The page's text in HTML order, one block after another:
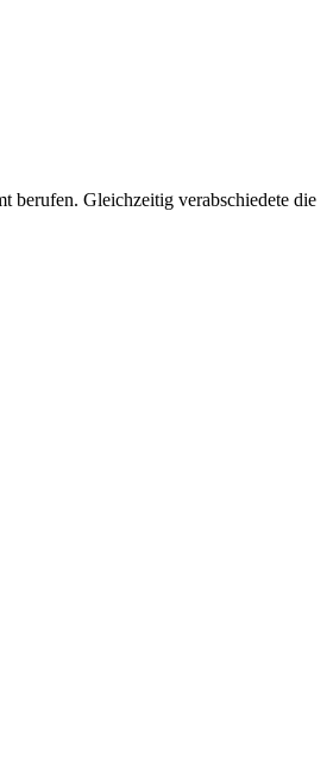
berufen. Gleichzeitig verabschiedete die